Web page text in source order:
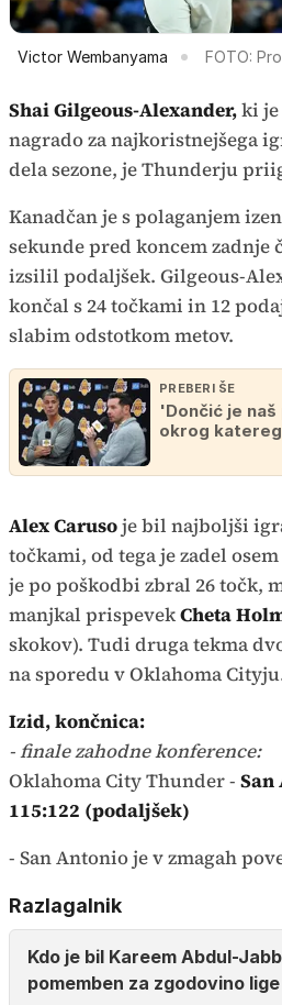
Victor Wembanyama FOTO:
Shai Gilgeous-Alexander,ki
nagrado za najkoristnejšega
dela sezone, je Thunderju
Kanadčan je s polaganjem
sekunde pred koncem zadnje
izsilil podaljšek. Gilgeous-
končal s 24 točkami in 12
slabim odstotkom metov.
PREBERI ŠE
'Dončić je
okrog
Alex Carusoje bil najboljši
točkami, od tega je zadel
je po poškodbi zbral 26 točk,
manjkal prispevekCheta
skokov). Tudi druga tekma
na sporedu v Oklahoma
Izid, končnica:
- finale zahodne konference:
Oklahoma City Thunder - San
115:122 (podaljšek)
- San Antonio je v zmagah
Razlagalnik
Kdo je bil Kareem Abdul-
pomemben za zgodovino lige